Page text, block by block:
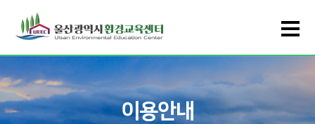
이용안내